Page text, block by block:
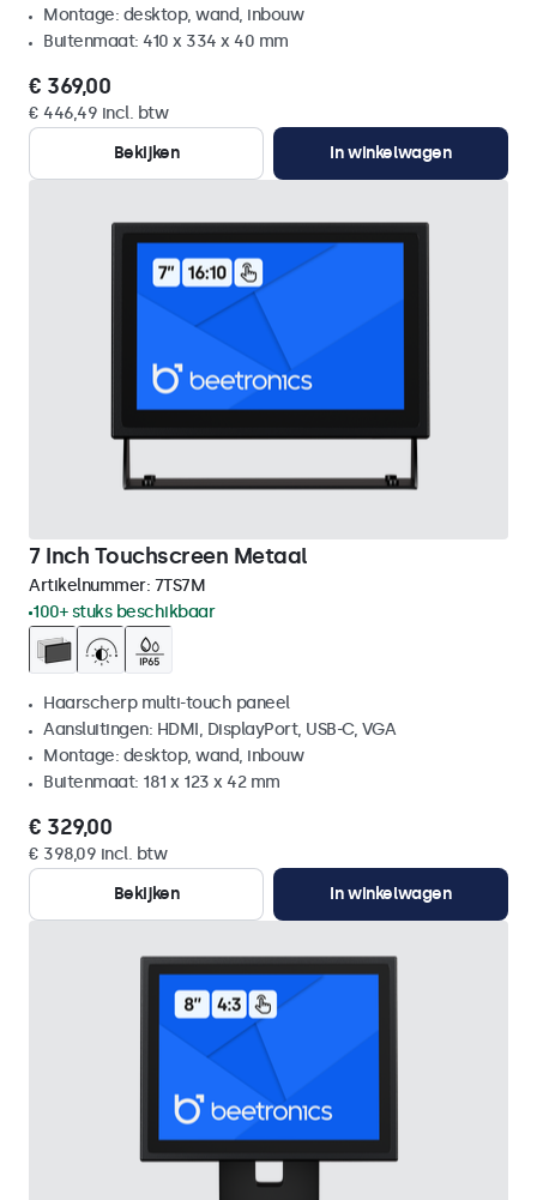
Montage: desktop, wand, inbouw
Buitenmaat: 410 x 334 x 40 mm
€ 369,00
€ 446,49 incl. btw
Bekijken
In winkelwagen
7 Inch Touchscreen Metaal
Artikelnummer: 7TS7M
100+ stuks beschikbaar
Haarscherp multi-touch paneel
Aansluitingen: HDMI, DisplayPort, USB-C, VGA
Montage: desktop, wand, inbouw
Buitenmaat: 181 x 123 x 42 mm
€ 329,00
€ 398,09 incl. btw
Bekijken
In winkelwagen